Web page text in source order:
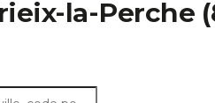
la-Perche